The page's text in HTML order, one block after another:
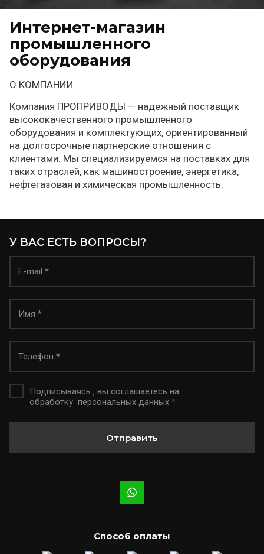
Интернет-магазин
промышленного
оборудования
О КОМПАНИИ
Компания ПРОПРИВОДЫ — надежный поставщик
высококачественного промышленного
оборудования и комплектующих, ориентированный
на долгосрочные партнерские отношения с
клиентами. Мы специализируемся на поставках для
таких отраслей, как машиностроение, энергетика,
нефтегазовая и химическая промышленность.
У ВАС ЕСТЬ ВОПРОСЫ?
Подписываясь , вы соглашаетесь на
обработку персональных данных *
Отправить
Способ оплаты